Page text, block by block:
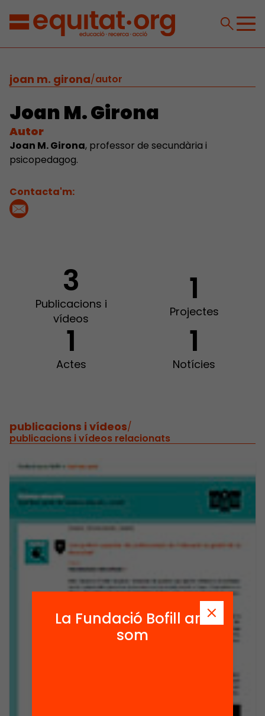
joan m. girona/autor
Joan M. Girona
Autor
Joan M. Girona, professor de secundària i
psicopedagog.
Contacta'm:
3
Publicacions i
vídeos
1
Projectes
1
Actes
1
Notícies
publicacions i vídeos/
publicacions i vídeos relacionats
La Fundació Bofill ara
som